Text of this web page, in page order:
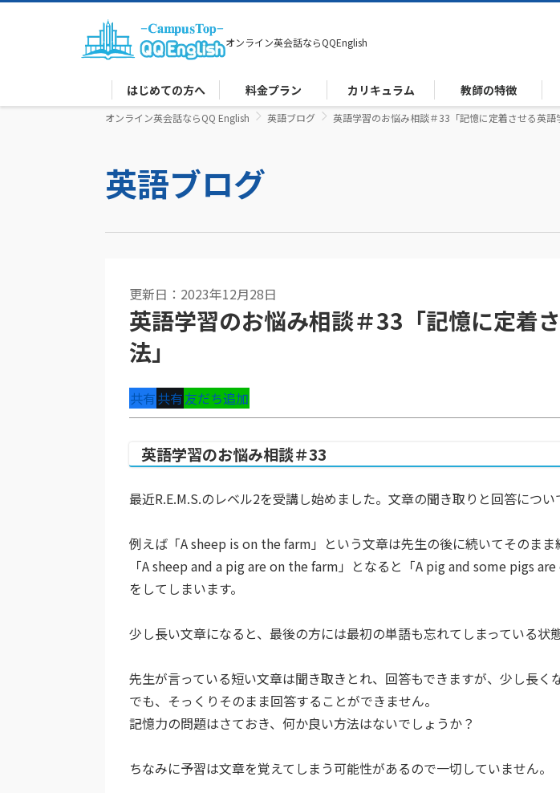
オンライン英会話ならQQEnglish
はじめての方へ 料金プラン カリキュラム 教師の特徴
オンライン英会話ならQQ English 英語ブログ 英語学習のお悩み相談＃33「記憶に定着させる英語
英語ブログ
更新日：2023年12月28日
英語学習のお悩み相談＃33「記憶に定着
法」
共有共有友だち追加
英語学習のお悩み相談＃33
最近R.E.M.S.のレベル2を受講し始めました。文章の聞き取りと回答につい
例えば「A sheep is on the farm」という文章は先生の後に続いてそのまま
「A sheep and a pig are on the farm」となると「A pig and some pigs
をしてしまいます。
少し長い文章になると、最後の方には最初の単語も忘れてしまっている状態
先生が言っている短い文章は聞き取きとれ、回答もできますが、少し長く
でも、そっくりそのまま回答することができません。
記憶力の問題はさておき、何か良い方法はないでしょうか？
ちなみに予習は文章を覚えてしまう可能性があるので一切していません。